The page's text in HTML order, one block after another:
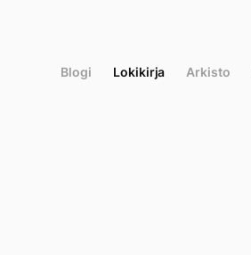
Blogi Lokikirja Arkisto